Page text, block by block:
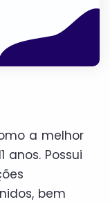
a melhor
anos. Possui
bem